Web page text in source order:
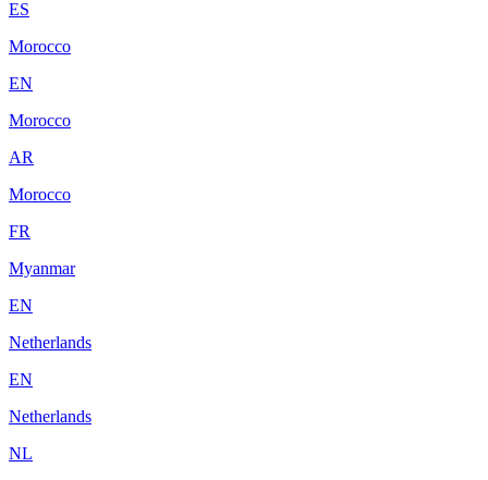
ES
Morocco
EN
Morocco
AR
Morocco
FR
Myanmar
EN
Netherlands
EN
Netherlands
NL